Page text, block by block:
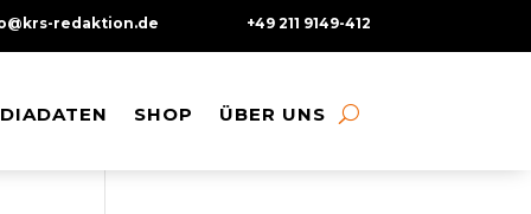
redaktion.de +49 211 9149-412
SHOP ÜBER UNS
SHOP ÜBER UNS